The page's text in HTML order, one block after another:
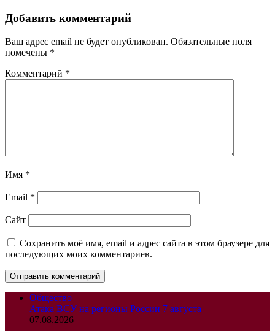
Добавить комментарий
Ваш адрес email не будет опубликован. Обязательные поля
помечены *
Комментарий *
Имя *
Email *
Сайт
Сохранить моё имя, email и адрес сайта в этом браузере для
последующих моих комментариев.
Общество
Атака ВСУ на регионы России 7 августа
07.08.2026